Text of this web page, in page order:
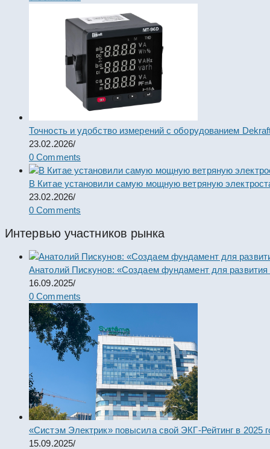
Точность и удобство измерений с оборудованием
23.02.2026/
0 Comments
В Китае установили самую мощную ветряную
23.02.2026/
0 Comments
Интервью участников рынка
Анатолий Пискунов: «Создаем фундамент для развития
16.09.2025/
0 Comments
«Систэм Электрик» повысила свой ЭКГ-Рейтинг в 2025
15.09.2025/